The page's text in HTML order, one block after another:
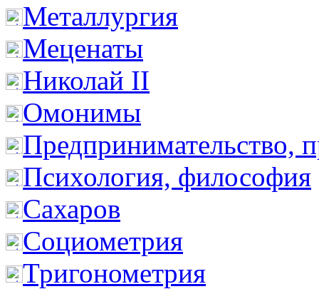
Металлургия
Меценаты
Николай II
Омонимы
Предпринимательство,
Психология, философия
Сахаров
Социометрия
Тригонометрия